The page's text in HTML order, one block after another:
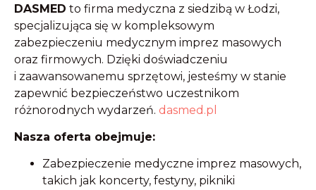
DASMED to firma medyczna z siedzibą w Łodzi,
specjalizująca się w kompleksowym
zabezpieczeniu medycznym imprez masowych
oraz firmowych. Dzięki doświadczeniu
i zaawansowanemu sprzętowi, jesteśmy w stanie
zapewnić bezpieczeństwo uczestnikom
różnorodnych wydarzeń. dasmed.pl
Nasza oferta obejmuje:
Zabezpieczenie medyczne imprez masowych,
takich jak koncerty, festyny, pikniki